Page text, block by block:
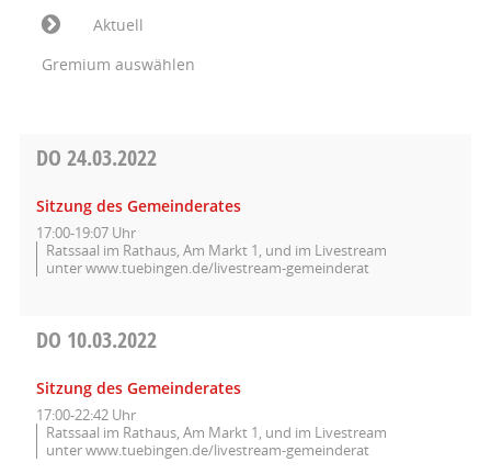
Aktuell
Gremium auswählen
DO 24.03.2022
Sitzung des Gemeinderates
17:00-19:07 Uhr
Ratssaal im Rathaus, Am Markt 1, und im Livestream
unter www.tuebingen.de/livestream-gemeinderat
DO 10.03.2022
Sitzung des Gemeinderates
17:00-22:42 Uhr
Ratssaal im Rathaus, Am Markt 1, und im Livestream
unter www.tuebingen.de/livestream-gemeinderat